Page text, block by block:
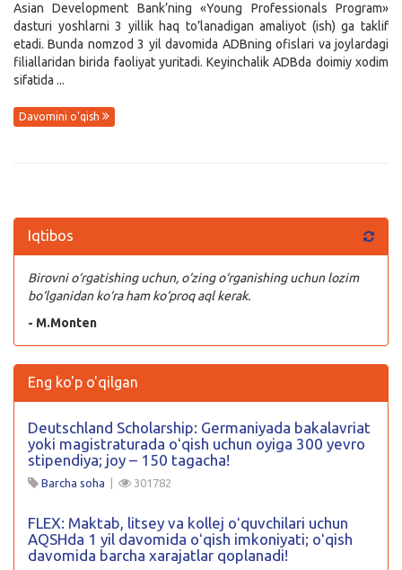
Asian Development Bank’ning «Young Professionals Program»
dasturi yoshlarni 3 yillik haq to’lanadigan amaliyot (ish) ga taklif
etadi. Bunda nomzod 3 yil davomida ADBning ofislari va joylardagi
filiallaridan birida faoliyat yuritadi. Keyinchalik ADBda doimiy xodim
sifatida ...
Davomini o'qish
Iqtibos
Birovni o‘rgatishing uchun, o‘zing o‘rganishing uchun lozim
bo‘lganidan ko‘ra ham ko‘proq aql kerak.
- M.Monten
Eng ko'p o'qilgan
Deutschland Scholarship: Germaniyada bakalavriat
yoki magistraturada oʻqish uchun oyiga 300 yevro
stipendiya; joy – 150 tagacha!
Barcha soha 301782
FLEX: Maktab, litsey va kollej oʻquvchilari uchun
AQSHda 1 yil davomida oʻqish imkoniyati; oʻqish
davomida barcha xarajatlar qoplanadi!